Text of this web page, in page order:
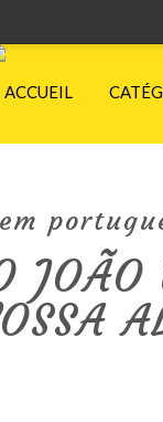
ACCUEIL